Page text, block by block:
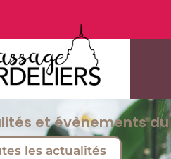
et évènements
les actualités